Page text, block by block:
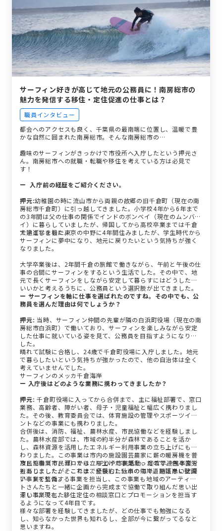
サーフィン好きが高じて地元の公務員に！南房総市の
魅力を発信する移住・定住促進の仕事とは？
職員インタビュー
都会へのアクセスも良く、千葉県の最南端に位置し、温暖で豊
かな自然に囲まれた南房総市。そんな南房総市の…
趣味のサーフィンがきっかけで市役所へ入庁したという押元さ
ん。南房総市への就職・転職や移住を考えている方は必見で
す！
ー 入庁前の経歴をご紹介ください。
押元:幼稚園の時に流山市から両親の故郷の旧千倉町（現在の南
房総市千倉町）に引っ越してきました。小学校4年から6年まで
の3年間は父の仕事の関係でインドのボンベイ（現在のムンバ
イ）に暮らしていましたが、帰国してから高校卒業までは千倉
で過ごしました。
大学進学を機に東京の中野に4年間住みましたが、学生時代から
サーフィンに夢中になり、地元に戻りたいという気持ちが強く
なりました。
大学卒業後は、2年間千倉の旅館で働きながら、午前と午後の仕
事の合間にサーフィンをするという生活でした。その中で、地
元で長くサーフィンをしながら安定して暮らすにはどうしたら
いいかと考えるうちに、公務員という選択肢が出てきました。
ー サーフィンを軸に仕事を選ばれたのですね。その中でも、公
務員を選んだ理由は何でしょうか？
押元: 当時、サーフィン仲間の先輩が隣の白浜町役場（現在の南
房総市白浜町）で働いており、サーフィンを楽しみながら安定
した仕事に就いている姿を見て、公務員を目指すようになりま
した。
晴れて試験に合格し、24歳で千倉町役場に入庁しました。地元
で暮らしたいという気持ちが強かったので、他の自治体は全く
考えていませんでした。
サーフィンのメッカ千倉海岸
ー 入庁後はどのような業務に携わってきましたか？
押元:千倉町役場に入ってから合併まで、主に福祉部署で、窓口
業務、高齢者、障がい者、母子・児童福祉と幅広く携わりまし
た。その後、教育委員会では、体育施設の管理やスポーツイベ
ントなどの事業にも携わりました。
合併後は、消防、福祉、農林水産、市民協働などを経験しまし
た。農林水産部では、市域の約半分が森林であることを活か
し、森林資源を活用したエネルギー利用事業の立ち上げにも携
わりました。この事業は市内の施設園芸農家に薪の暖房機を普
及した事業で、ゼロから立ち上げた事業だったので、色々苦労
もありましたが、これまで経験した仕事の中で、特に思い出深
い事業でした。
市民協働（市民課）では、NPOや市民活動、産官学連携事業を
担当しました。そこでは、全長約1.5kmの海岸道路護岸に壁画
アートを整備する事業を担当し、この事業も地域のアーティス
トさんたちと一緒に企画から完成まで協働で取り組んだ思い出
深い事業でした。
そして、現在、移住定住の相談窓口とプロモーションを担当す
るようになって4年目です。
様々な部署を経験してきましたが、どの仕事でも勉強になる
し、知らなかった世界も知れるし、全部が今に繋がってるなと
思いますね。